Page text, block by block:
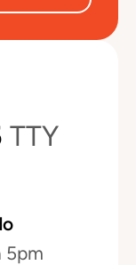
TTY
5pm